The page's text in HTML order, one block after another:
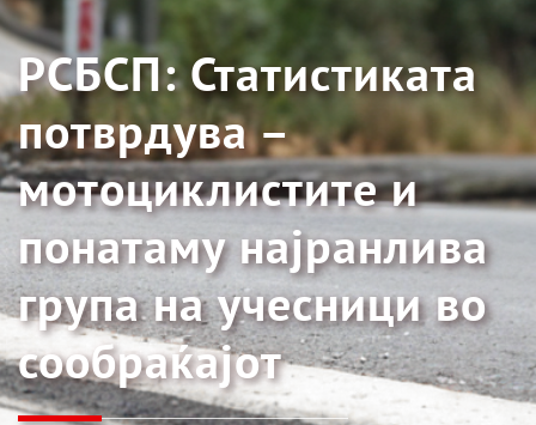
РСБСП: Статистиката
потврдува –
мотоциклистите и
понатаму најранлива
група на учесници во
сообраќајот